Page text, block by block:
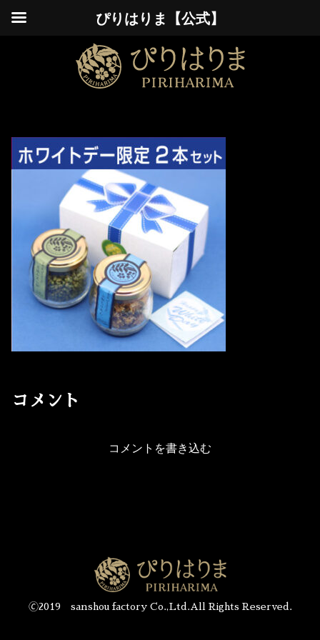
コメント
コメントを書き込む
🄫2019 sanshou factory Co.,Ltd.All Rights Reserved.
ぴりはりま【公式】